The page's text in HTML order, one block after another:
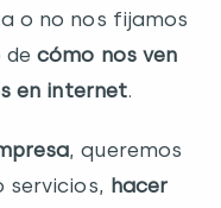
o no nos fijamos
decómo nos ven
en internet.
, queremos
servicios, hacer